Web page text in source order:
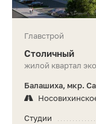
Главстрой
Столичный
жилой квартал
Балашиха, мкр.
Студии